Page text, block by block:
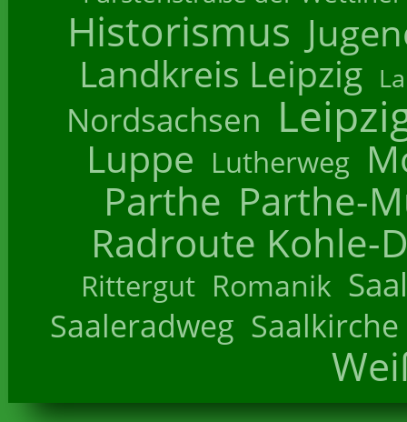
Historismus
Landkreis Leipzig
Nordsachsen
Luppe Lutherweg
Parthe Parthe-
Radroute Kohle-
Rittergut Romanik
Saaleradweg Saalkirche